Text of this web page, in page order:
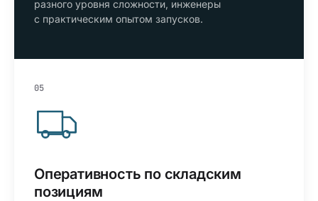
разного уровня сложности, инженеры
с практическим опытом запусков.
05
Оперативность по складским
позициям